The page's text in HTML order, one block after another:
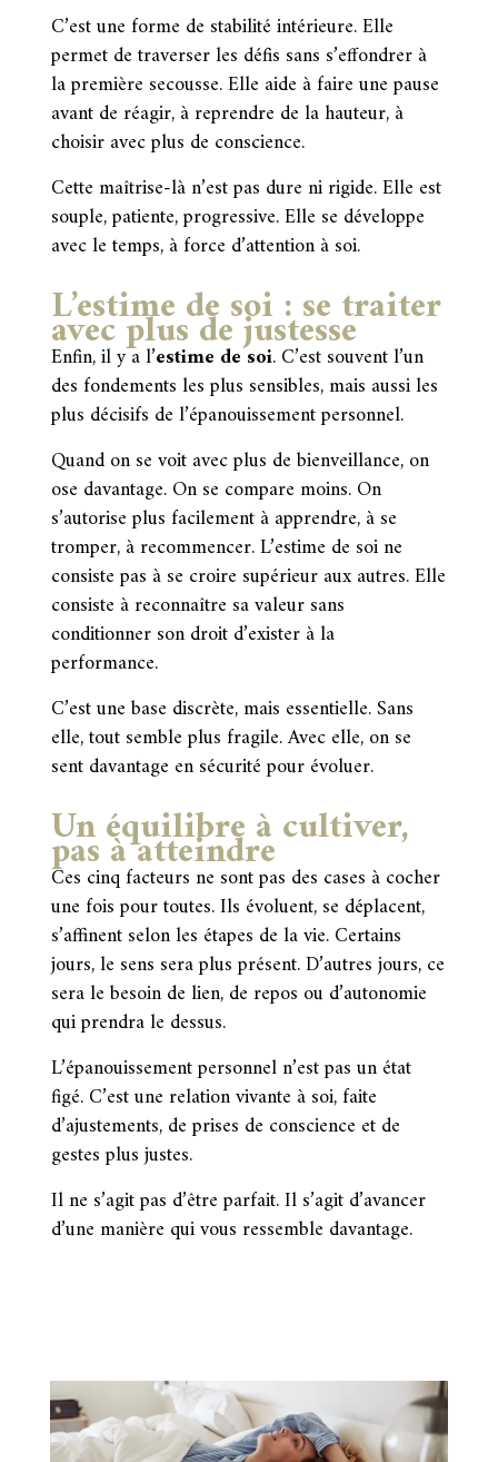
C’est une forme de stabilité intérieure. Elle
permet de traverser les défis sans s’effondrer à
la première secousse. Elle aide à faire une pause
avant de réagir, à reprendre de la hauteur, à
choisir avec plus de conscience.
Cette maîtrise-là n’est pas dure ni rigide. Elle est
souple, patiente, progressive. Elle se développe
avec le temps, à force d’attention à soi.
L’estime de soi : se traiter
avec plus de justesse
Enfin, il y a l’estime de soi. C’est souvent l’un
des fondements les plus sensibles, mais aussi les
plus décisifs de l’épanouissement personnel.
Quand on se voit avec plus de bienveillance, on
ose davantage. On se compare moins. On
s’autorise plus facilement à apprendre, à se
tromper, à recommencer. L’estime de soi ne
consiste pas à se croire supérieur aux autres. Elle
consiste à reconnaître sa valeur sans
conditionner son droit d’exister à la
performance.
C’est une base discrète, mais essentielle. Sans
elle, tout semble plus fragile. Avec elle, on se
sent davantage en sécurité pour évoluer.
Un équilibre à cultiver,
pas à atteindre
Ces cinq facteurs ne sont pas des cases à cocher
une fois pour toutes. Ils évoluent, se déplacent,
s’affinent selon les étapes de la vie. Certains
jours, le sens sera plus présent. D’autres jours, ce
sera le besoin de lien, de repos ou d’autonomie
qui prendra le dessus.
L’épanouissement personnel n’est pas un état
figé. C’est une relation vivante à soi, faite
d’ajustements, de prises de conscience et de
gestes plus justes.
Il ne s’agit pas d’être parfait. Il s’agit d’avancer
d’une manière qui vous ressemble davantage.